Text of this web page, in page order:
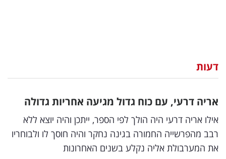
וצרכנות
וטק
שיווק
דעות
אריה דרעי, עם כוח גדול מגיעה אחריות גדולה
אילו אריה דרעי היה הולך לפי הספר, ייתכן והיה יוצא ללא
רבב מהפרשייה החמורה בגינה נחקר והיה חוסך לו ולבוחריו
את המערבולת אליה נקלע בשנים האחרונות